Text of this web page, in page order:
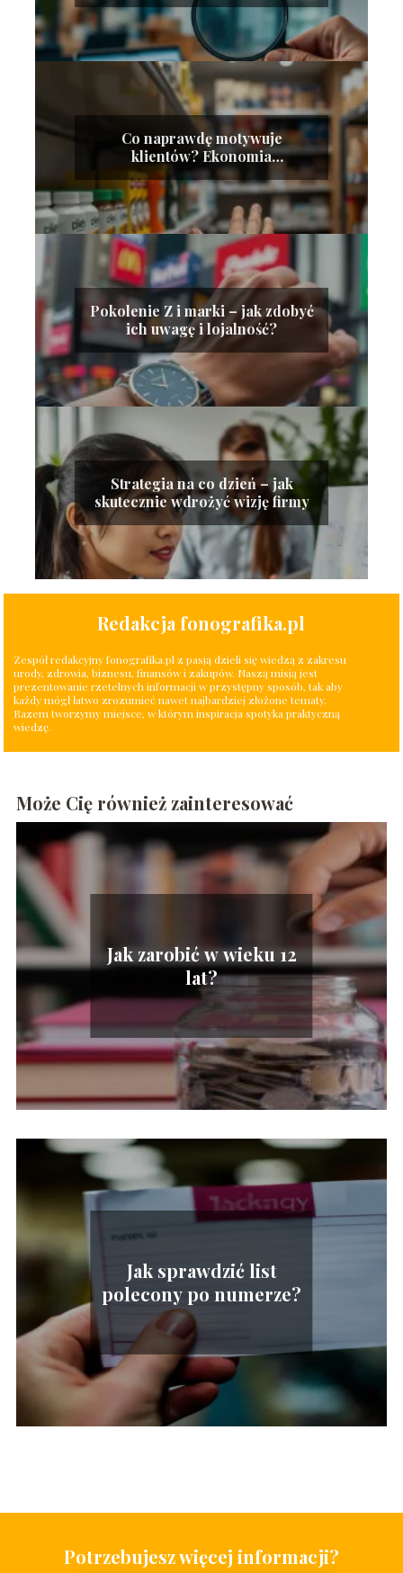
Co naprawdę motywuje
klientów? Ekonomia
behawioralna w sprzedaży
Pokolenie Z i marki – jak zdobyć
ich uwagę i lojalność?
Strategia na co dzień – jak
skutecznie wdrożyć wizję firmy
Redakcja fonografika.pl
Zespół redakcyjny fonografika.pl z pasją dzieli się wiedzą z zakresu
urody, zdrowia, biznesu, finansów i zakupów. Naszą misją jest
prezentowanie rzetelnych informacji w przystępny sposób, tak aby
każdy mógł łatwo zrozumieć nawet najbardziej złożone tematy.
Razem tworzymy miejsce, w którym inspiracja spotyka praktyczną
wiedzę.
Może Cię również zainteresować
Jak zarobić w wieku 12
lat?
Jak sprawdzić list
polecony po numerze?
Potrzebujesz więcej informacji?